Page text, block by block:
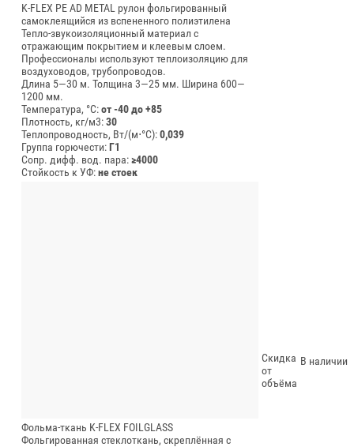
K-FLEX PE AD METAL рулон фольгированный
самоклеящийся из вспененного полиэтилена
Тепло-звукоизоляционный материал с
отражающим покрытием и клеевым слоем.
Профессионалы используют теплоизоляцию для
воздуховодов, трубопроводов.
Длина 5—30 м. Толщина 3—25 мм. Ширина 600—
1200 мм.
Температура, °C:от -40 до +85
Плотность, кг/м3:30
Теплопроводность, Вт/(м⋅°С):0,039
Группа горючести:Г1
Сопр. дифф. вод. пара:≥4000
Стойкость к УФ:не стоек
Фольма-ткань K-FLEX FOILGLASS
Фольгированная стеклоткань, скреплённая с
Скидка
от
объёма
В наличии